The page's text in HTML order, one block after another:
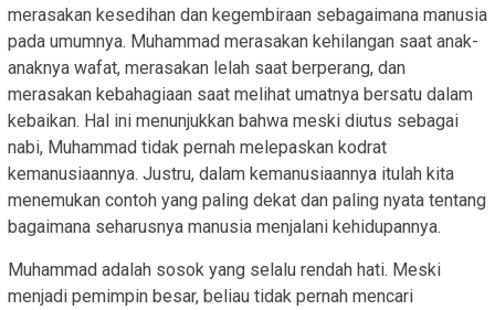
merasakan kesedihan dan kegembiraan sebagaimana manusia
pada umumnya. Muhammad merasakan kehilangan saat anak-
anaknya wafat, merasakan lelah saat berperang, dan
merasakan kebahagiaan saat melihat umatnya bersatu dalam
kebaikan. Hal ini menunjukkan bahwa meski diutus sebagai
nabi, Muhammad tidak pernah melepaskan kodrat
kemanusiaannya. Justru, dalam kemanusiaannya itulah kita
menemukan contoh yang paling dekat dan paling nyata tentang
bagaimana seharusnya manusia menjalani kehidupannya.
Muhammad adalah sosok yang selalu rendah hati. Meski
menjadi pemimpin besar, beliau tidak pernah mencari